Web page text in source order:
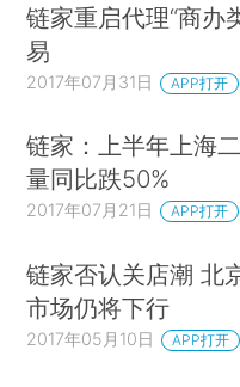
链家重启代理“商办
易
2017年07月31日 APP打开
链家：上半年上海
量同比跌50%
2017年07月21日 APP打开
链家否认关店潮 北
市场仍将下行
2017年05月10日 APP打开